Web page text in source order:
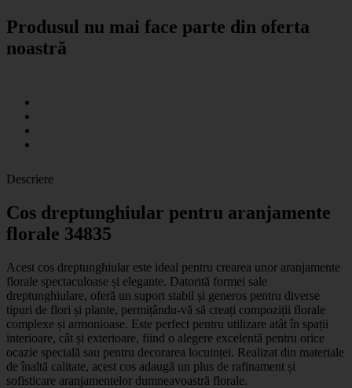
Produsul nu mai face parte din oferta
noastră
Descriere
Cos dreptunghiular pentru aranjamente
florale 34835
Acest cos dreptunghiular este ideal pentru crearea unor aranjamente
florale spectaculoase și elegante. Datorită formei sale
dreptunghiulare, oferă un suport stabil și generos pentru diverse
tipuri de flori și plante, permițându-vă să creați compoziții florale
complexe și armonioase. Este perfect pentru utilizare atât în spații
interioare, cât și exterioare, fiind o alegere excelentă pentru orice
ocazie specială sau pentru decorarea locuinței. Realizat din materiale
de înaltă calitate, acest cos adaugă un plus de rafinament și
sofisticare aranjamentelor dumneavoastră florale.